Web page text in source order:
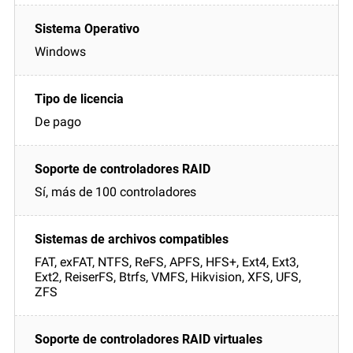
Windows
De pago
Sí, más de 100 controladores
FAT, exFAT, NTFS, ReFS, APFS, HFS+, Ext4, Ext3,
Ext2, ReiserFS, Btrfs, VMFS, Hikvision, XFS, UFS,
ZFS